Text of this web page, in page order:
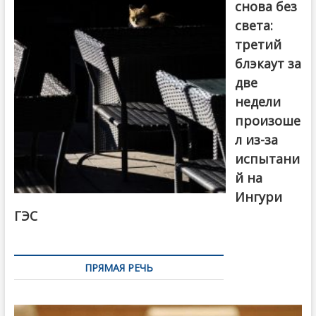
снова без
света:
третий
блэкаут за
две
недели
произоше
л из-за
испытани
й на
Ингури
ГЭС
ПРЯМАЯ РЕЧЬ